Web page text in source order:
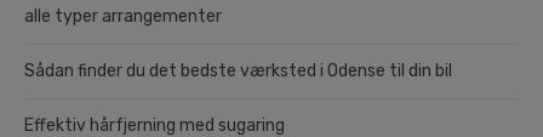
alle typer arrangementer
Sådan finder du det bedste værksted i Odense til din bil
Effektiv hårfjerning med sugaring